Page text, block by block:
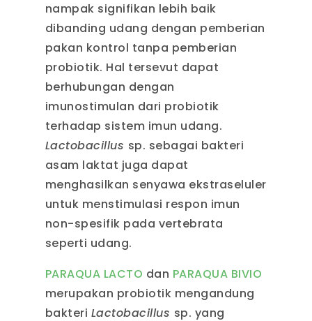
nampak signifikan lebih baik
dibanding udang dengan pemberian
pakan kontrol tanpa pemberian
probiotik. Hal tersevut dapat
berhubungan dengan
imunostimulan dari probiotik
terhadap sistem imun udang.
Lactobacillus sp. sebagai bakteri
asam laktat juga dapat
menghasilkan senyawa ekstraseluler
untuk menstimulasi respon imun
non-spesifik pada vertebrata
seperti udang.
PARAQUA LACTO dan PARAQUA BIVIO
merupakan probiotik mengandung
bakteri Lactobacillus sp. yang